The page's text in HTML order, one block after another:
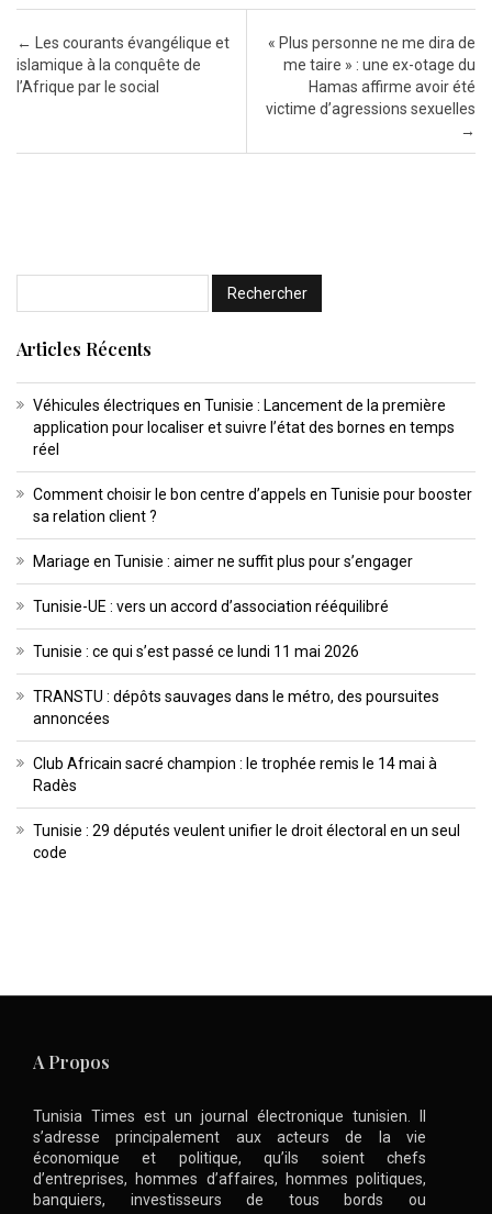
Post navigation
←
Les courants évangélique et
islamique à la conquête de
l’Afrique par le social
« Plus personne ne me dira de
me taire » : une ex-otage du
Hamas affirme avoir été
victime d’agressions sexuelles
→
Articles Récents
Véhicules électriques en Tunisie : Lancement de la première
application pour localiser et suivre l’état des bornes en temps
réel
Comment choisir le bon centre d’appels en Tunisie pour booster
sa relation client ?
Mariage en Tunisie : aimer ne suffit plus pour s’engager
Tunisie-UE : vers un accord d’association rééquilibré
Tunisie : ce qui s’est passé ce lundi 11 mai 2026
TRANSTU : dépôts sauvages dans le métro, des poursuites
annoncées
Club Africain sacré champion : le trophée remis le 14 mai à
Radès
Tunisie : 29 députés veulent unifier le droit électoral en un seul
code
A Propos
Tunisia Times est un journal électronique tunisien. Il
s’adresse principalement aux acteurs de la vie
économique et politique, qu’ils soient chefs
d’entreprises, hommes d’affaires, hommes politiques,
banquiers, investisseurs de tous bords ou